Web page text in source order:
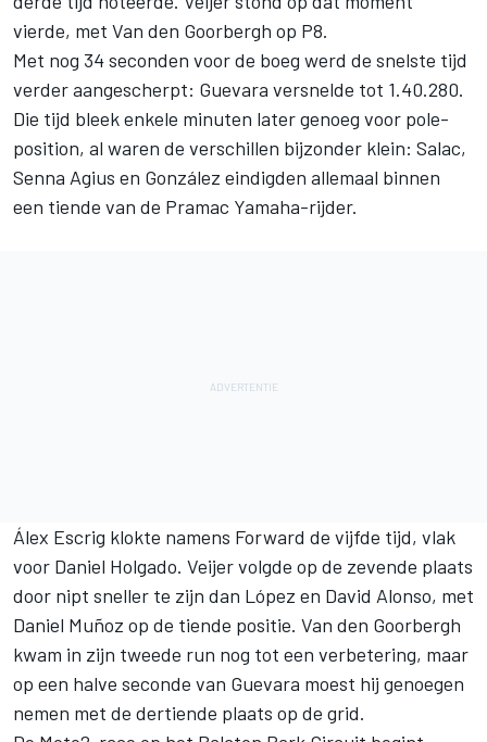
vierde, met Van den Goorbergh op P8.
Met nog 34 seconden voor de boeg werd de snelste tijd
verder aangescherpt: Guevara versnelde tot 1.40.280.
Die tijd bleek enkele minuten later genoeg voor pole-
position, al waren de verschillen bijzonder klein: Salac,
Senna Agius en González eindigden allemaal binnen
een tiende van de Pramac Yamaha-rijder.
Álex Escrig klokte namens Forward de vijfde tijd, vlak
voor Daniel Holgado. Veijer volgde op de zevende plaats
door nipt sneller te zijn dan López en David Alonso, met
Daniel Muñoz op de tiende positie. Van den Goorbergh
kwam in zijn tweede run nog tot een verbetering, maar
op een halve seconde van Guevara moest hij genoegen
nemen met de dertiende plaats op de grid.